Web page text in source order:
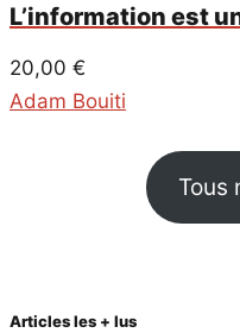
L’information est
20,00 €
Adam Bouiti
Tous
Articles les + lus